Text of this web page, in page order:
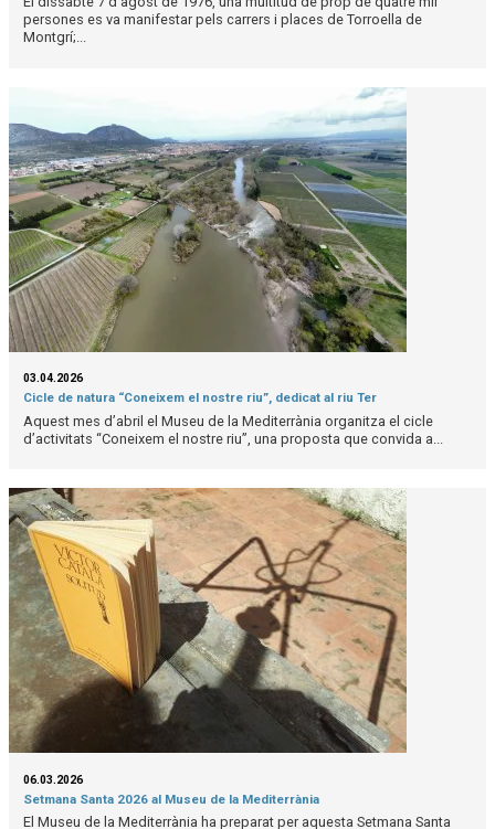
persones es va manifestar pels carrers i places de Torroella de
Montgrí;...
03.04.2026
Cicle de natura “Coneixem el nostre riu”, dedicat al riu Ter
Aquest mes d’abril el Museu de la Mediterrània organitza el cicle
d’activitats “Coneixem el nostre riu”, una proposta que convida a...
06.03.2026
Setmana Santa 2026 al Museu de la Mediterrània
El Museu de la Mediterrània ha preparat per aquesta Setmana Santa